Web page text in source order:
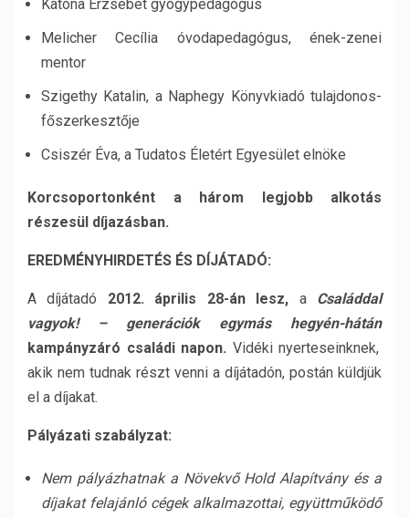
Katona Erzsébet gyógypedagógus
Melicher Cecília óvodapedagógus, ének-zenei
mentor
Szigethy Katalin, a Naphegy Könyvkiadó tulajdonos-
főszerkesztője
Csiszér Éva, a Tudatos Életért Egyesület elnöke
Korcsoportonként a három legjobb alkotás
részesül díjazásban.
EREDMÉNYHIRDETÉS ÉS DÍJÁTADÓ:
A díjátadó 2012. április 28-án lesz, a Családdal
vagyok! – generációk egymás hegyén-hátán
kampányzáró családi napon. Vidéki nyerteseinknek,
akik nem tudnak részt venni a díjátadón, postán küldjük
el a díjakat.
Pályázati szabályzat:
Nem pályázhatnak a Növekvő Hold Alapítvány és a
díjakat felajánló cégek alkalmazottai, együttműködő